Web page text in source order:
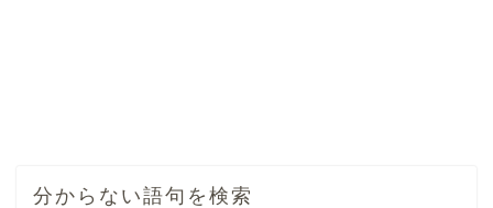
分からない語句を検索